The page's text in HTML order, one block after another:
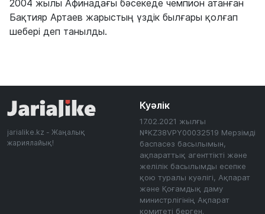
2004 жылы Афинадағы бәсекеде чемпион атанған
Бақтияр Артаев жарыстың үздік былғары қолғап
шебері деп танылды.
jarialike.kz - Жаңалық
жариялайық!
Куәлік
17.02.2021 жылғы
№KZ38VPY00032519 Мерзімді
баспасөз басылымын,
ақпараттық агенттікті және
желілік басылымды есепке
қою туралы куәлігі, Ақпарат
және Қоғамдық даму
министрлігінің Ақпарат
комитеті берген.